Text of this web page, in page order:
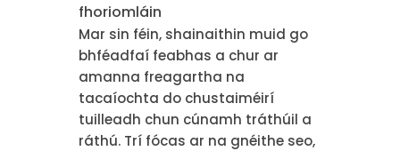
fhoriomláin
Mar sin féin, shainaithin muid go
bhféadfaí feabhas a chur ar
amanna freagartha na
tacaíochta do chustaiméirí
tuilleadh chun cúnamh tráthúil a
ráthú. Trí fócas ar na gnéithe seo,